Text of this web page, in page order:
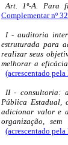
Art. 1º-A. Para
Complementar nº
I - auditoria
estruturada para
realizar seus
melhorar a
(acrescentado
II - consultoria:
Pública Estadual,
adicionar valor e
organização,
(acrescentado